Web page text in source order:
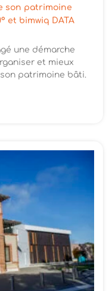
son patrimoine
et bimwiq DATA
une démarche
et mieux
patrimoine bâti.